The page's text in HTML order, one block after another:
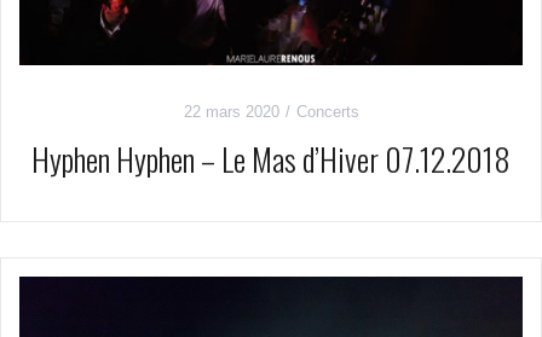
22 mars 2020 Concerts
Hyphen Hyphen – Le Mas d’Hiver 07.12.2018